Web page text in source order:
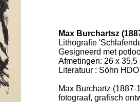
Max Burchartsz
Lithografie
Gesigneerd met
Afmetingen: 26 x
Literatuur : Söhn
Max Burchartz
fotograaf, grafisch